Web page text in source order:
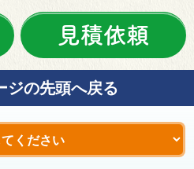
見積依頼
ジの先頭へ戻る